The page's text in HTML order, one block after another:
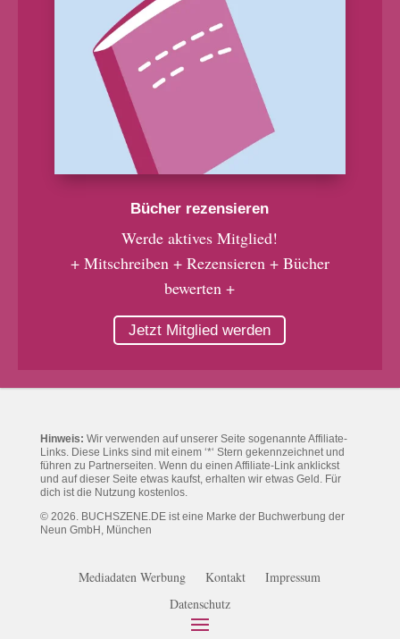
Bücher rezensieren
Werde aktives Mitglied!
+ Mitschreiben + Rezensieren + Bücher
bewerten +
Jetzt Mitglied werden
Hinweis: Wir verwenden auf unserer Seite sogenannte Affiliate-
Links. Diese Links sind mit einem ‘*‘ Stern gekennzeichnet und
führen zu Partnerseiten. Wenn du einen Affiliate-Link anklickst
und auf dieser Seite etwas kaufst, erhalten wir etwas Geld. Für
dich ist die Nutzung kostenlos.
© 2026. BUCHSZENE.DE ist eine Marke der Buchwerbung der
Neun GmbH, München
Mediadaten Werbung Kontakt
Impressum
Datenschutz